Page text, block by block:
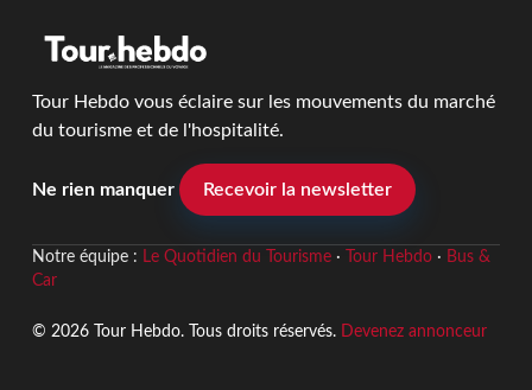
Tour Hebdo vous éclaire sur les mouvements du marché
du tourisme et de l'hospitalité.
Ne rien manquer Recevoir la newsletter
Notre équipe : Le Quotidien du Tourisme· Tour Hebdo· Bus &
Car
© 2026 Tour Hebdo. Tous droits réservés. Devenez annonceur